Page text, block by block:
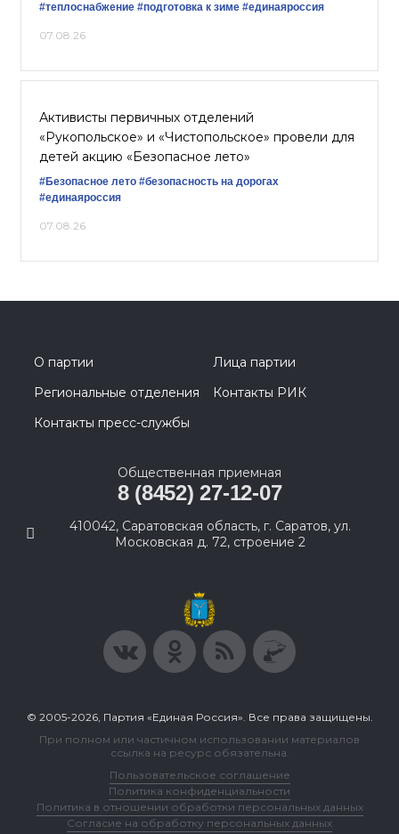
#теплоснабжение #подготовка к зиме #единаяроссия
07.08.26
Активисты первичных отделений
«Рукопольское» и «Чистопольское» провели для
детей акцию «Безопасное лето»
#Безопасное лето #безопасность на дорогах
#единаяроссия
07.08.26
О партии
Лица партии
Региональные отделения
Контакты РИК
Контакты пресс-службы
Общественная приемная
8 (8452) 27-12-07
410042, Саратовская область, г. Саратов, ул.
Московская д. 72, строение 2
© 2005-2026, Партия «Единая Россия». Все права защищены.
При полном или частичном использовании материалов
ссылка на ресурс обязательна.
Пользовательское соглашение
Политика конфиденциальности
Политика в отношении обработки персональных данных
Согласие на обработку персональных данных